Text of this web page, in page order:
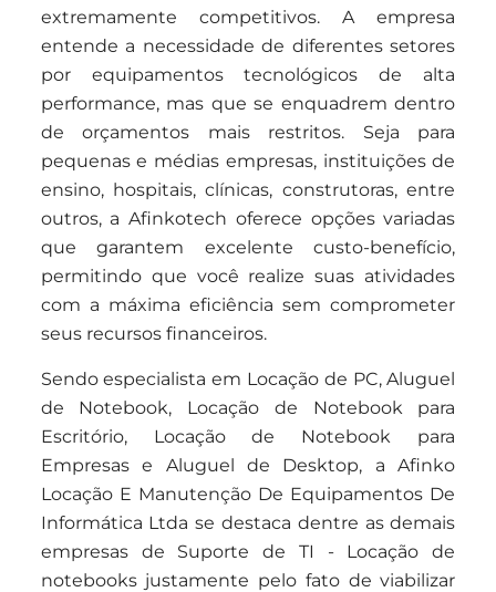
extremamente competitivos. A empresa
entende a necessidade de diferentes setores
por equipamentos tecnológicos de alta
performance, mas que se enquadrem dentro
de orçamentos mais restritos. Seja para
pequenas e médias empresas, instituições de
ensino, hospitais, clínicas, construtoras, entre
outros, a Afinkotech oferece opções variadas
que garantem excelente custo-benefício,
permitindo que você realize suas atividades
com a máxima eficiência sem comprometer
seus recursos financeiros.
Sendo especialista em Locação de PC, Aluguel
de Notebook, Locação de Notebook para
Escritório, Locação de Notebook para
Empresas e Aluguel de Desktop, a Afinko
Locação E Manutenção De Equipamentos De
Informática Ltda se destaca dentre as demais
empresas de Suporte de TI - Locação de
notebooks justamente pelo fato de viabilizar